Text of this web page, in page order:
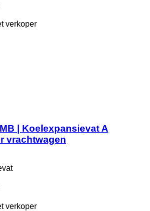
verkoper
| Koelexpansievat A
vrachtwagen
verkoper